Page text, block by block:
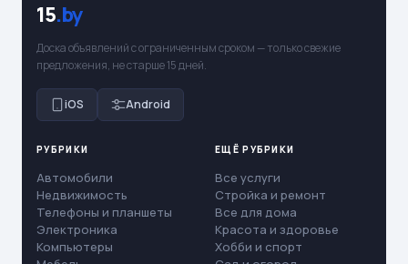
15.by
Доска объявлений с ограниченным сроком — только свежие
предложения, не старше 15 дней.
iOS Android
РУБРИКИ
Автомобили
Недвижимость
Телефоны и планшеты
Электроника
Компьютеры
ЕЩЁ РУБРИКИ
Все услуги
Стройка и ремонт
Все для дома
Красота и здоровье
Хобби и спорт